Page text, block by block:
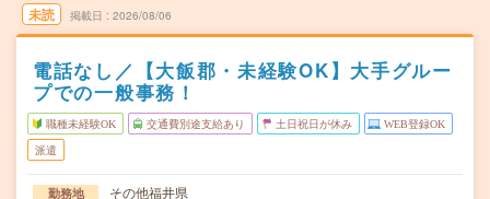
未読 掲載日 2026/08/06
電話なし／【大飯郡・未経験OK】大手グルー
プでの一般事務！
職種未経験OK 交通費別途支給あり 土日祝日が休み WEB登録OK
派遣
勤務地
その他福井県